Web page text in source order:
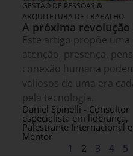
GESTÃO DE PESSOAS &
ARQUITETURA DE TRABALHO
A próxima revolução
Este artigo propõe
atenção, presença,
conexão humana
valiosos de uma era
pela tecnologia.
Daniel Spinelli - Consultor
especialista em liderança,
Palestrante Internacional e
Mentor
1 2 3 4 5